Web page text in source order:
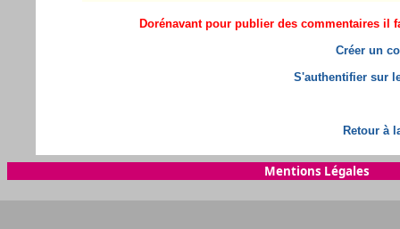
Dorénavant pour publier des commentaires il
Créer un
S'authentifier sur
Retour à
Mentions Légales